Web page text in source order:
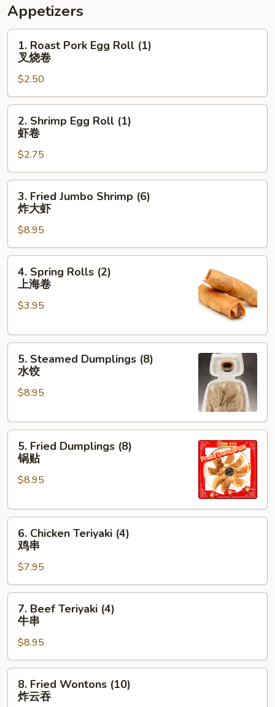
Appetizers
1.
Roast
Pork
Egg
Roll
(1)
1. Roast Pork Egg Roll (1)
叉烧卷
$2.50
2.
Shrimp
Egg
Roll
(1)
虾
2. Shrimp Egg Roll (1)
虾卷
$2.75
3.
Fried
Jumbo
Shrimp
(6)
炸
3. Fried Jumbo Shrimp (6)
炸大虾
$8.95
4.
Spring
Rolls
(2)
海
4. Spring Rolls (2)
上海卷
$3.95
5.
Steamed
Dumplings
(8)
饺
5. Steamed Dumplings (8)
水饺
$8.95
5.
Fried
Dumplings
(8)
贴
5. Fried Dumplings (8)
锅贴
$8.95
6.
Chicken
Teriyaki
(4)
鸡
串
6. Chicken Teriyaki (4)
鸡串
$7.95
7.
Beef
Teriyaki
(4)
牛
串
7. Beef Teriyaki (4)
牛串
$8.95
8.
Fried
Wontons
8. Fried Wontons (10)
炸云吞